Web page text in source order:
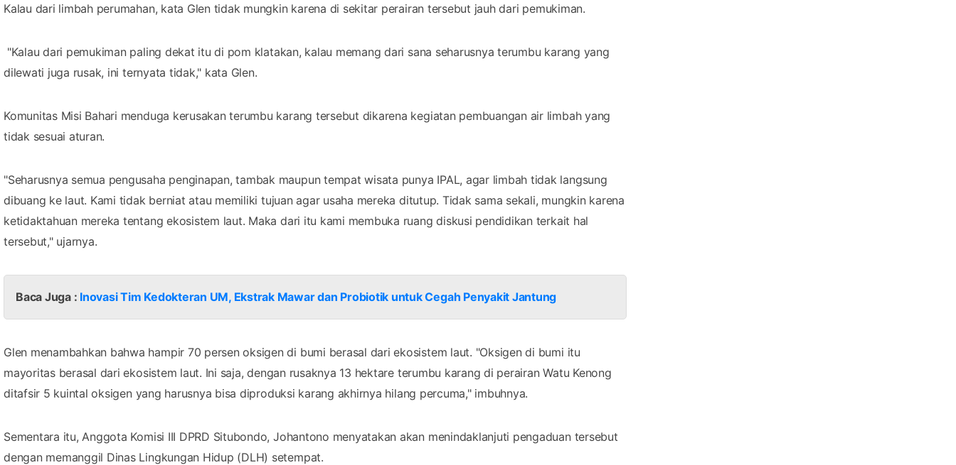
Kalau dari limbah perumahan, kata Glen tidak mungkin karena di sekitar perairan tersebut jauh dari pemukiman.
"Kalau dari pemukiman paling dekat itu di pom klatakan, kalau memang dari sana seharusnya terumbu karang yang
dilewati juga rusak, ini ternyata tidak," kata Glen.
Komunitas Misi Bahari menduga kerusakan terumbu karang tersebut dikarena kegiatan pembuangan air limbah yang
tidak sesuai aturan.
"Seharusnya semua pengusaha penginapan, tambak maupun tempat wisata punya IPAL, agar limbah tidak langsung
dibuang ke laut. Kami tidak berniat atau memiliki tujuan agar usaha mereka ditutup. Tidak sama sekali, mungkin karena
ketidaktahuan mereka tentang ekosistem laut. Maka dari itu kami membuka ruang diskusi pendidikan terkait hal
tersebut," ujarnya.
Baca Juga : Inovasi Tim Kedokteran UM, Ekstrak Mawar dan Probiotik untuk Cegah Penyakit Jantung
Glen menambahkan bahwa hampir 70 persen oksigen di bumi berasal dari ekosistem laut. "Oksigen di bumi itu
mayoritas berasal dari ekosistem laut. Ini saja, dengan rusaknya 13 hektare terumbu karang di perairan Watu Kenong
ditafsir 5 kuintal oksigen yang harusnya bisa diproduksi karang akhirnya hilang percuma," imbuhnya.
Sementara itu, Anggota Komisi III DPRD Situbondo, Johantono menyatakan akan menindaklanjuti pengaduan tersebut
dengan memanggil Dinas Lingkungan Hidup (DLH) setempat.